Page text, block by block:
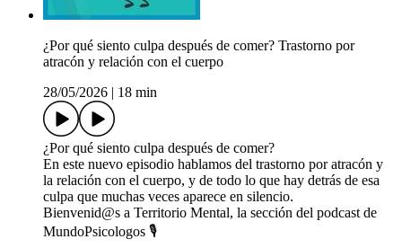
¿Por qué siento culpa después de comer? Trastorno por
atracón y relación con el cuerpo
28/05/2026
18 min
¿Por qué siento culpa después de comer?
En este nuevo episodio hablamos del trastorno por atracón y
la relación con el cuerpo, y de todo lo que hay detrás de esa
culpa que muchas veces aparece en silencio.
Bienvenid@s a Territorio Mental, la sección del podcast de
MundoPsicologos 🎙️